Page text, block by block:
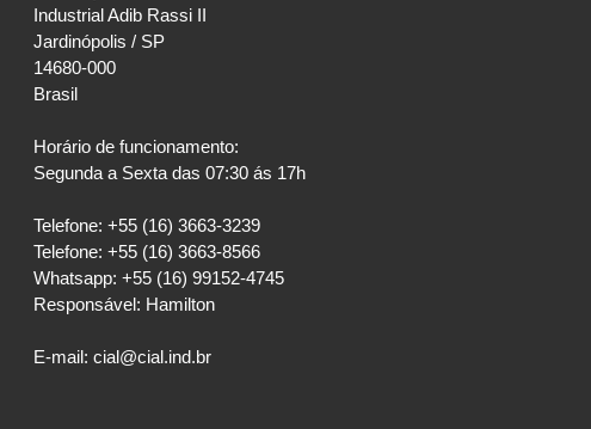
Industrial Adib Rassi II
Jardinópolis / SP
14680-000
Brasil
Horário de funcionamento:
Segunda a Sexta das 07:30 ás 17h
Telefone: +55 (16) 3663-3239
Telefone: +55 (16) 3663-8566
Whatsapp: +55 (16) 99152-4745
Responsável: Hamilton
E-mail: cial@cial.ind.br